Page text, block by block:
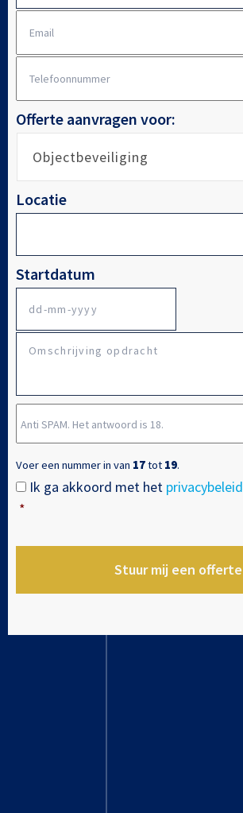
mailadres *
Telefoonnummer
Offerte aanvragen voor:
Locatie
Startdatum
dash
JJJJ
Omschrijving
Anti
SPAM.
Het
antwoord
is
Voer een nummer in van 17tot 19.
Instemming *
Ik ga akkoord met het privacybeleid
*